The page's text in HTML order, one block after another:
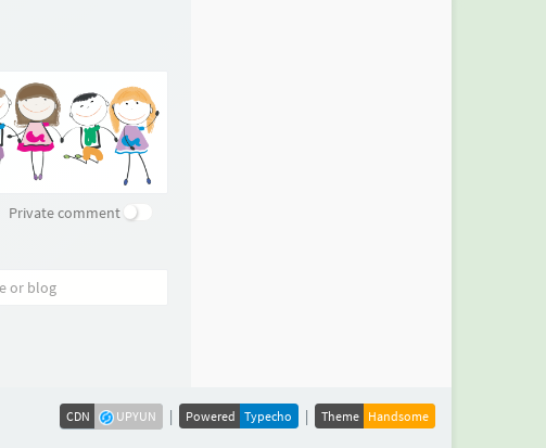
Private comment
CDN UPYUN | Powered Typecho | Theme Handsome